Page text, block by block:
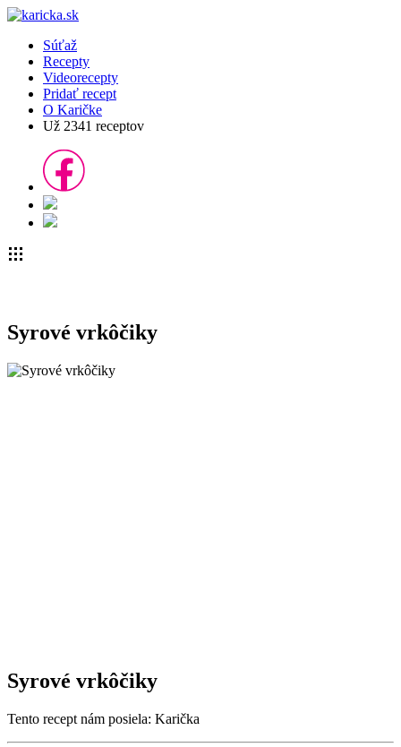
Súťaž
Recepty
Videorecepty
Pridať recept
O Karičke
Už 2341 receptov
Syrové vrkôčiky
Syrové vrkôčiky
Tento recept nám posiela: Karička